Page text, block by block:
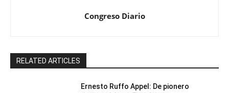
Congreso Diario
RELATED ARTICLES
Ernesto Ruffo Appel: De pionero